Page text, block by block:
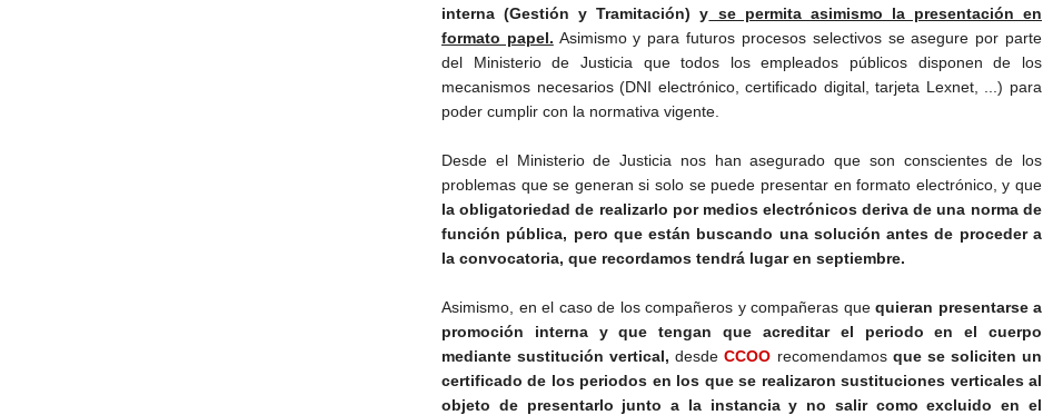
interna (Gestión y Tramitación) y se permita asimismo la presentación en
formato papel. Asimismo y para futuros procesos selectivos se asegure por parte
del Ministerio de Justicia que todos los empleados públicos disponen de los
mecanismos necesarios (DNI electrónico, certificado digital, tarjeta Lexnet, ...) para
poder cumplir con la normativa vigente.
Desde el Ministerio de Justicia nos han asegurado que son conscientes de los
problemas que se generan si solo se puede presentar en formato electrónico, y que
la obligatoriedad de realizarlo por medios electrónicos deriva de una norma de
función pública, pero que están buscando una solución antes de proceder a
la convocatoria, que recordamos tendrá lugar en septiembre.
Asimismo, en el caso de los compañeros y compañeras quequieran presentarse a
promoción interna y que tengan que acreditar el periodo en el cuerpo
mediante sustitución vertical, desdeCCOO recomendamos que se soliciten un
certificado de los periodos en los que se realizaron sustituciones verticales al
objeto de presentarlo junto a la instancia y no salir como excluido en el